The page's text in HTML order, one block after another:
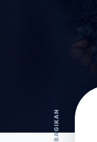
BAGIKAN